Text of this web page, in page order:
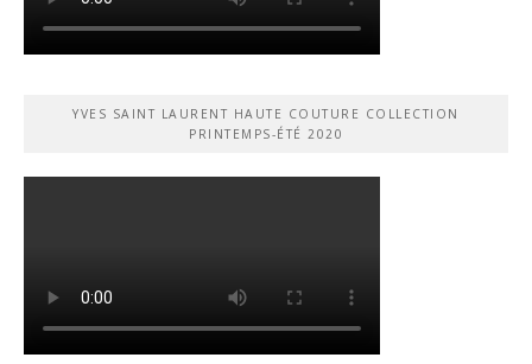
YVES SAINT LAURENT HAUTE COUTURE COLLECTION
PRINTEMPS-ÉTÉ 2020